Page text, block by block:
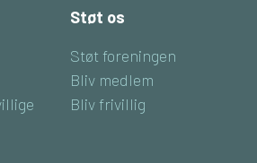
Støt os
Støt foreningen
Bliv medlem
Bliv frivillig